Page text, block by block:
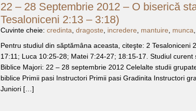
22 – 28 Septembrie 2012 – O biserică
Tesaloniceni 2:13 – 3:18)
Cuvinte cheie: credinta dragoste incredere mantuire munca
Pentru studiul din săptămâna aceasta, citeşte: 2 Tesaloniceni
17:11; Luca 10:25-28; Matei 7:24-27; 18:15-17. Studiul
Biblice Majori: 22 – 28 septembrie 2012 Celelalte studii
biblice Primii pasi Instructori Primii pasi Gradinita Instructori
Juniori […]